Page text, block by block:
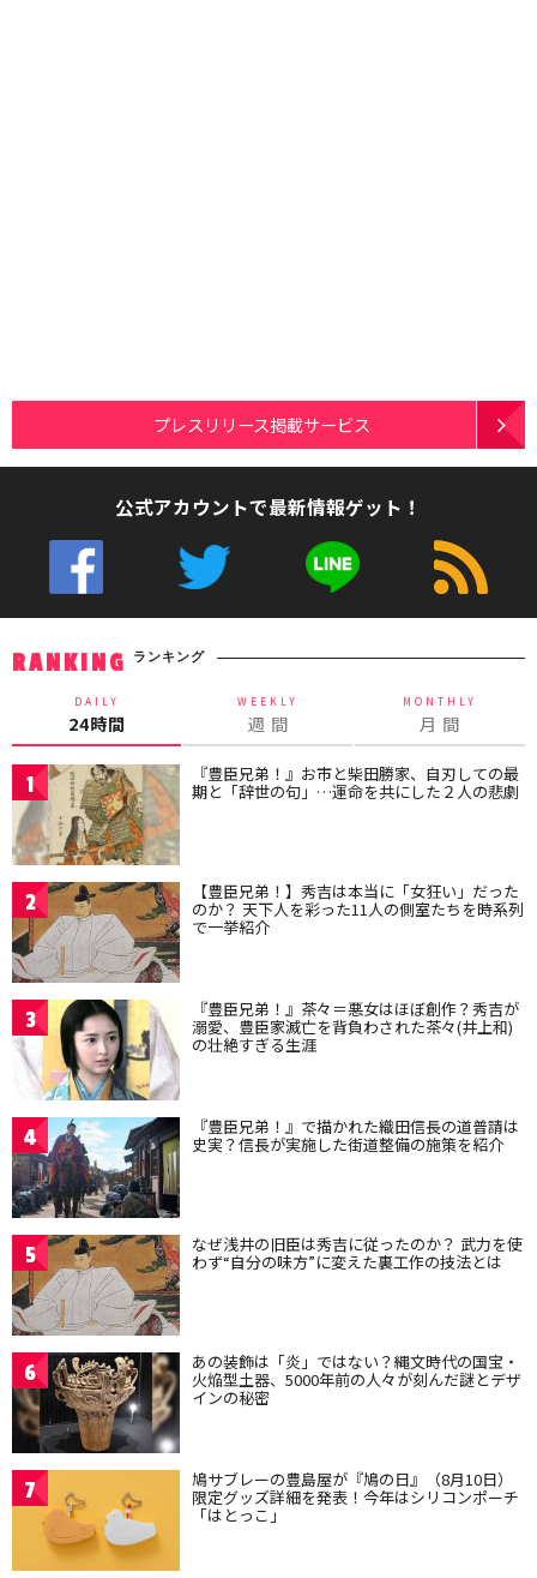
プレスリリース掲載サービス
公式アカウントで最新情報ゲット！
RANKING ランキング
DAILY
24時間
WEEKLY
週 間
MONTHLY
月 間
1 『豊臣兄弟！』お市と柴田勝家、自刃しての最
期と「辞世の句」…運命を共にした２人の悲劇
2 【豊臣兄弟！】秀吉は本当に「女狂い」だった
のか？ 天下人を彩った11人の側室たちを時系列
で一挙紹介
3 『豊臣兄弟！』茶々＝悪女はほぼ創作？秀吉が
溺愛、豊臣家滅亡を背負わされた茶々(井上和)
の壮絶すぎる生涯
4 『豊臣兄弟！』で描かれた織田信長の道普請は
史実？信長が実施した街道整備の施策を紹介
5 なぜ浅井の旧臣は秀吉に従ったのか？ 武力を使
わず“自分の味方”に変えた裏工作の技法とは
6 あの装飾は「炎」ではない？縄文時代の国宝・
火焔型土器、5000年前の人々が刻んだ謎とデザ
インの秘密
7 鳩サブレーの豊島屋が『鳩の日』（8月10日）
限定グッズ詳細を発表！今年はシリコンポーチ
「はとっこ」